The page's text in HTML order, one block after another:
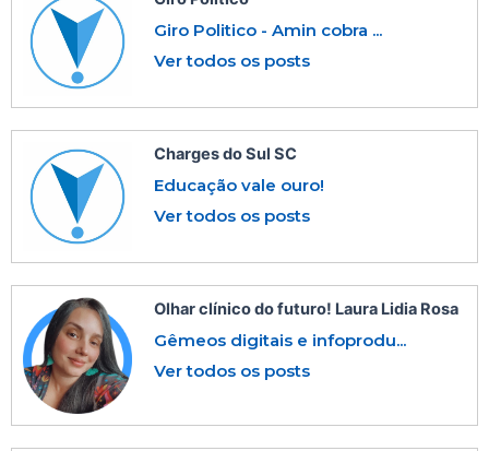
Giro Politico - Amin cobra ...
Ver todos os posts
Charges do Sul SC
Educação vale ouro!
Ver todos os posts
Olhar clínico do futuro! Laura Lidia Rosa
Gêmeos digitais e infoprodu...
Ver todos os posts